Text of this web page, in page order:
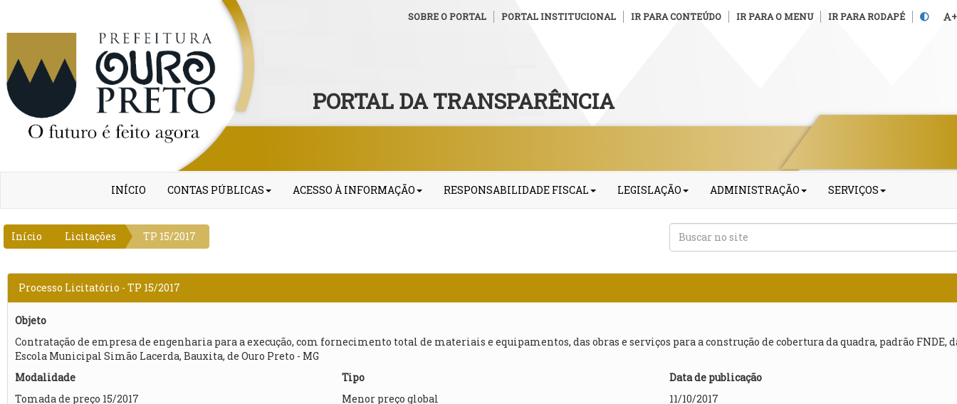
SOBRE O PORTAL PORTAL INSTITUCIONAL IR PARA CONTEÚDO IR PARA O MENU IR PARA RODAPÉ +
PORTAL DA TRANSPARÊNCIA
INÍCIO CONTAS PÚBLICAS ACESSO À INFORMAÇÃO RESPONSABILIDADE FISCAL LEGISLAÇÃO ADMINISTRAÇÃO SERVIÇOS
Início Licitações TP 15/2017
Processo Licitatório - TP 15/2017
Objeto
Contratação de empresa de engenharia para a execução, com fornecimento total de materiais e equipamentos, das obras e serviços para a construção de cobertura da quadra, padrão FNDE,
Escola Municipal Simão Lacerda, Bauxita, de Ouro Preto - MG​
Modalidade
Tomada de preço 15/2017
Tipo
Menor preço global
Data de publicação
11/10/2017